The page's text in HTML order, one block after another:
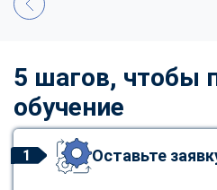
5 шагов, чтобы
обучение
1 Оставьте